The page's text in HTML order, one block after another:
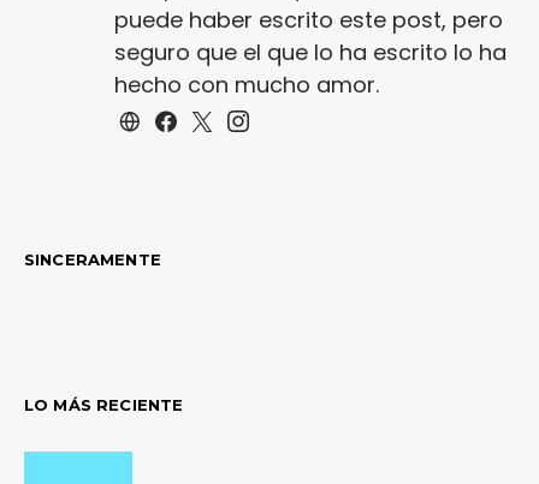
puede haber escrito este post, pero
seguro que el que lo ha escrito lo ha
hecho con mucho amor.
SINCERAMENTE
LO MÁS RECIENTE